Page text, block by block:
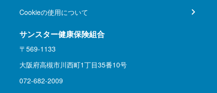
Cookieの使用について
サンスター健康保険組合
〒569-1133
大阪府高槻市川西町1丁目35番10号
072-682-2009